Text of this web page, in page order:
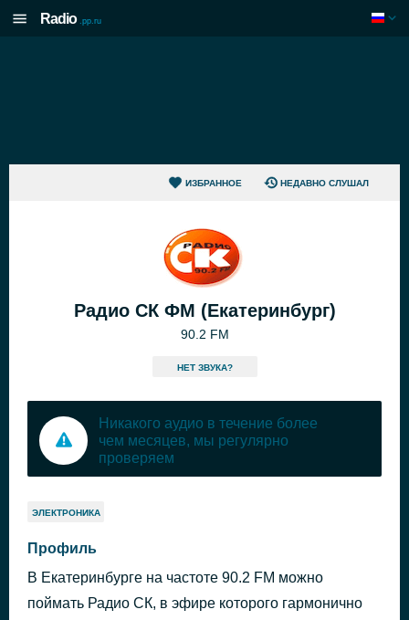
Radio .pp.ru
ИЗБРАННОЕ НЕДАВНО СЛУШАЛ
Радио СК ФМ (Екатеринбург)
90.2 FM
HЕТ ЗВУКА?
Никакого аудио в течение более
чем месяцев, мы регулярно
проверяем
ЭЛЕКТРОНИКА
Профиль
В Екатеринбурге на частоте 90.2 FM можно
поймать Радио СК, в эфире которого гармонично